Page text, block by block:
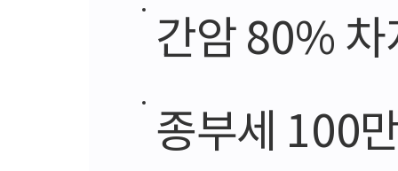
간암 80% 차
종부세 100만